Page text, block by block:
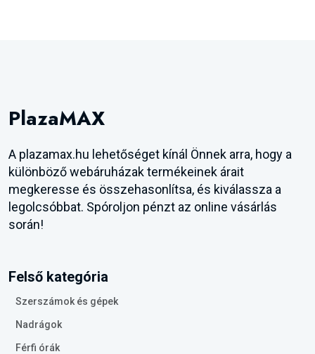
PlazaMAX
A plazamax.hu lehetőséget kínál Önnek arra, hogy a
különböző webáruházak termékeinek árait
megkeresse és összehasonlítsa, és kiválassza a
legolcsóbbat. Spóroljon pénzt az online vásárlás
során!
Felső kategória
Szerszámok és gépek
Nadrágok
Férfi órák